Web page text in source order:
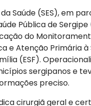
Saúde (SES), em
Pública de
do
e Atenção Primária
(ESF).
sergipanos e
preciso.
cirurgiã geral e